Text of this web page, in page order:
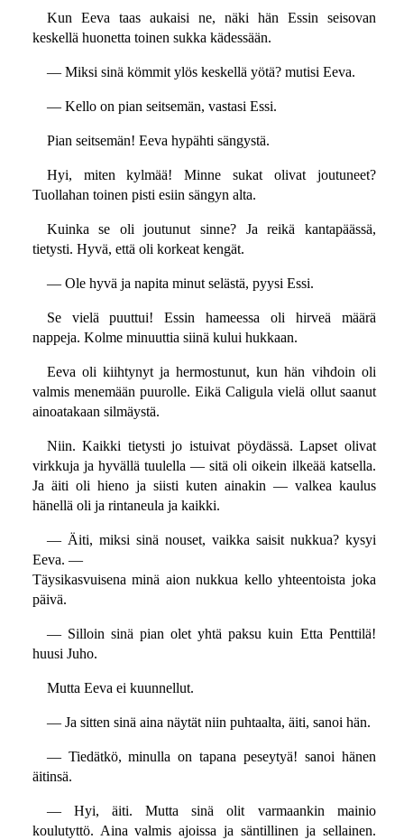
Kun Eeva taas aukaisi ne, näki hän Essin seisovan
keskellä huonetta toinen sukka kädessään.
— Miksi sinä kömmit ylös keskellä yötä? mutisi Eeva.
— Kello on pian seitsemän, vastasi Essi.
Pian seitsemän! Eeva hypähti sängystä.
Hyi, miten kylmää! Minne sukat olivat joutuneet?
Tuollahan toinen pisti esiin sängyn alta.
Kuinka se oli joutunut sinne? Ja reikä kantapäässä,
tietysti. Hyvä, että oli korkeat kengät.
— Ole hyvä ja napita minut selästä, pyysi Essi.
Se vielä puuttui! Essin hameessa oli hirveä määrä
nappeja. Kolme minuuttia siinä kului hukkaan.
Eeva oli kiihtynyt ja hermostunut, kun hän vihdoin oli
valmis menemään puurolle. Eikä Caligula vielä ollut saanut
ainoatakaan silmäystä.
Niin. Kaikki tietysti jo istuivat pöydässä. Lapset olivat
virkkuja ja hyvällä tuulella — sitä oli oikein ilkeää katsella.
Ja äiti oli hieno ja siisti kuten ainakin — valkea kaulus
hänellä oli ja rintaneula ja kaikki.
— Äiti, miksi sinä nouset, vaikka saisit nukkua? kysyi
Eeva. —
Täysikasvuisena minä aion nukkua kello yhteentoista joka
päivä.
— Silloin sinä pian olet yhtä paksu kuin Etta Penttilä!
huusi Juho.
Mutta Eeva ei kuunnellut.
— Ja sitten sinä aina näytät niin puhtaalta, äiti, sanoi hän.
— Tiedätkö, minulla on tapana peseytyä! sanoi hänen
äitinsä.
— Hyi, äiti. Mutta sinä olit varmaankin mainio
koulutyttö. Aina valmis ajoissa ja säntillinen ja sellainen.